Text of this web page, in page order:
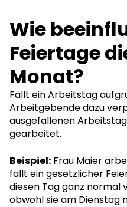
Wie
Feiertage
Monat?
Fällt ein Arbeitstag
Arbeitgebende dazu
ausgefallenen
gearbeitet.
Beispiel: Frau Maier
fällt ein gesetzlicher
diesen Tag ganz normal
obwohl sie am Dienstag